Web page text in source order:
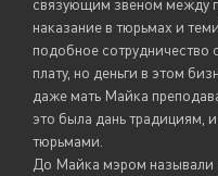
связующим звеном между
наказание в тюрьмах и
подобное сотрудничество
плату, но деньги в этом
даже мать Майка
это была дань традициям,
тюрьмами.
До Майка мэром называли